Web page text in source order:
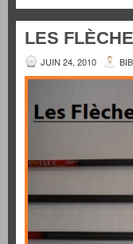
LES
JUIN 24, 2010